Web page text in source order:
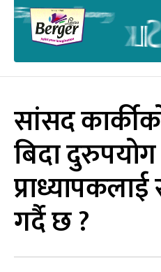
सांसद
बिदा
गर्दै छ ?